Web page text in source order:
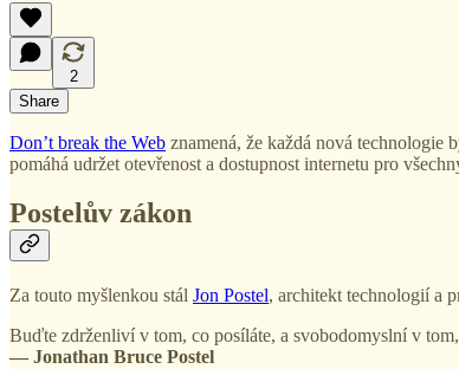
2
Share
Don’t break the Web znamená, že každá nová technologie
pomáhá udržet otevřenost a dostupnost internetu pro
Postelův zákon
Za touto myšlenkou stál Jon Postel, architekt technologií a
Buďte zdrženliví v tom, co posíláte, a svobodomyslní v
— Jonathan Bruce Postel